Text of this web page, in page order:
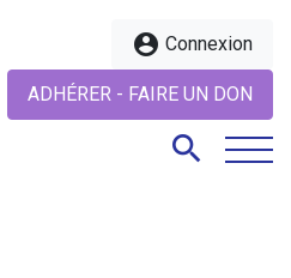
account_circle Connexion
ADHÉRER - FAIRE UN DON
search